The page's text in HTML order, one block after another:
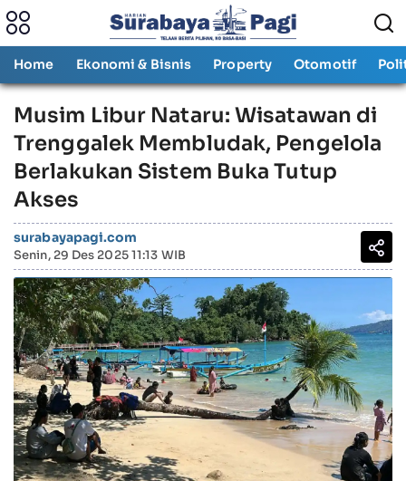
Home Ekonomi & Bisnis Property Otomotif
Musim Libur Nataru: Wisatawan di
Trenggalek Membludak, Pengelola
Berlakukan Sistem Buka Tutup
Akses
surabayapagi.com
Senin, 29 Des 2025 11:13 WIB